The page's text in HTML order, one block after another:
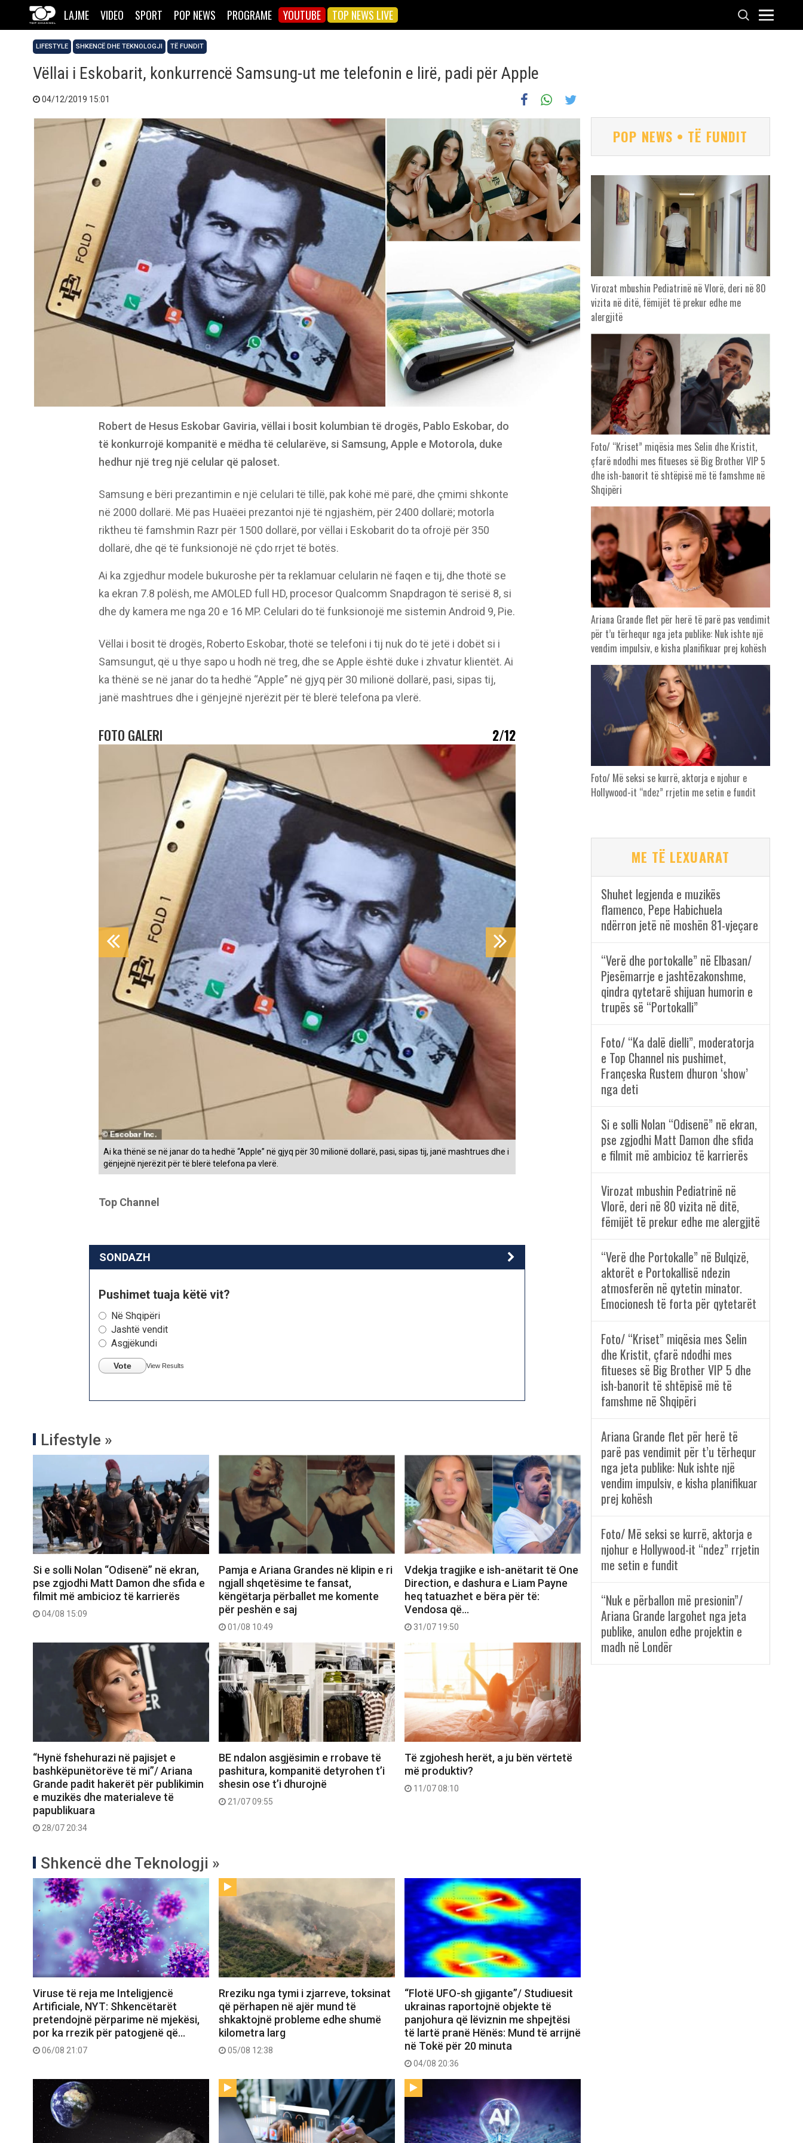
LAJME VIDEO SPORT POP NEWS PROGRAME YOUTUBE TOP NEWS LIVE
LIFESTYLE SHKENCË DHE TEKNOLOGJI TË FUNDIT
Vëllai i Eskobarit, konkurrencë Samsung-ut me telefonin e lirë, padi për Apple
04/12/2019 15:01
Robert de Hesus Eskobar Gaviria, vëllai i bosit kolumbian të drogës, Pablo Eskobar, do
të konkurrojë kompanitë e mëdha të celularëve, si Samsung, Apple e Motorola, duke
hedhur një treg një celular që paloset.
Samsung e bëri prezantimin e një celulari të tillë, pak kohë më parë, dhe çmimi shkonte
në 2000 dollarë. Më pas Huaëei prezantoi një të ngjashëm, për 2400 dollarë; motorla
riktheu të famshmin Razr për 1500 dollarë, por vëllai i Eskobarit do ta ofrojë për 350
dollarë, dhe që të funksionojë në çdo rrjet të botës.
Ai ka zgjedhur modele bukuroshe për ta reklamuar celularin në faqen e tij, dhe thotë se
ka ekran 7.8 polësh, me AMOLED full HD, procesor Qualcomm Snapdragon të serisë 8, si
dhe dy kamera me nga 20 e 16 MP. Celulari do të funksionojë me sistemin Android 9, Pie.
Vëllai i bosit të drogës, Roberto Eskobar, thotë se telefoni i tij nuk do të jetë i dobët si i
Samsungut, që u thye sapo u hodh në treg, dhe se Apple është duke i zhvatur klientët. Ai
ka thënë se në janar do ta hedhë “Apple” në gjyq për 30 milionë dollarë, pasi, sipas tij,
janë mashtrues dhe i gënjejnë njerëzit për të blerë telefona pa vlerë.
FOTO GALERI 2/12
Ai ka thënë se në janar do ta hedhë “Apple” në gjyq për 30 milionë dollarë, pasi, sipas tij, janë mashtrues dhe i
gënjejnë njerëzit për të blerë telefona pa vlerë.
Top Channel
SONDAZH
Pushimet tuaja këtë vit?
Në Shqipëri
Jashtë vendit
Asgjëkundi
Vote View Results
Lifestyle »
Si e solli Nolan “Odisenë” në ekran,
pse zgjodhi Matt Damon dhe sfida e
filmit më ambicioz të karrierës
04/08 15:09
Pamja e Ariana Grandes në klipin e ri
ngjall shqetësime te fansat,
këngëtarja përballet me komente
për peshën e saj
01/08 10:49
Vdekja tragjike e ish-anëtarit të One
Direction, e dashura e Liam Payne
heq tatuazhet e bëra për të:
Vendosa që…
31/07 19:50
“Hynë fshehurazi në pajisjet e
bashkëpunëtorëve të mi”/ Ariana
Grande padit hakerët për publikimin
e muzikës dhe materialeve të
papublikuara
28/07 20:34
BE ndalon asgjësimin e rrobave të
pashitura, kompanitë detyrohen t’i
shesin ose t’i dhurojnë
21/07 09:55
Të zgjohesh herët, a ju bën vërtetë
më produktiv?
11/07 08:10
Shkencë dhe Teknologji »
Viruse të reja me Inteligjencë
Artificiale, NYT: Shkencëtarët
pretendojnë përparime në mjekësi,
por ka rrezik për patogjenë që…
06/08 21:07
Rreziku nga tymi i zjarreve, toksinat
që përhapen në ajër mund të
shkaktojnë probleme edhe shumë
kilometra larg
05/08 12:38
“Flotë UFO-sh gjigante”/ Studiuesit
ukrainas raportojnë objekte të
panjohura që lëviznin me shpejtësi
të lartë pranë Hënës: Mund të arrijnë
në Tokë për 20 minuta
04/08 20:36
POP NEWS • TË FUNDIT
Virozat mbushin Pediatrinë në Vlorë, deri në 80
vizita në ditë, fëmijët të prekur edhe me
alergjitë
Foto/ “Kriset” miqësia mes Selin dhe Kristit,
çfarë ndodhi mes fitueses së Big Brother VIP 5
dhe ish-banorit të shtëpisë më të famshme në
Shqipëri
Ariana Grande flet për herë të parë pas vendimit
për t’u tërhequr nga jeta publike: Nuk ishte një
vendim impulsiv, e kisha planifikuar prej kohësh
Foto/ Më seksi se kurrë, aktorja e njohur e
Hollywood-it “ndez” rrjetin me setin e fundit
ME TË LEXUARAT
Shuhet legjenda e muzikës
flamenco, Pepe Habichuela
ndërron jetë në moshën 81-vjeçare
“Verë dhe portokalle” në Elbasan/
Pjesëmarrje e jashtëzakonshme,
qindra qytetarë shijuan humorin e
trupës së “Portokalli”
Foto/ “Ka dalë dielli”, moderatorja
e Top Channel nis pushimet,
Françeska Rustem dhuron ‘show’
nga deti
Si e solli Nolan “Odisenë” në ekran,
pse zgjodhi Matt Damon dhe sfida
e filmit më ambicioz të karrierës
Virozat mbushin Pediatrinë në
Vlorë, deri në 80 vizita në ditë,
fëmijët të prekur edhe me alergjitë
“Verë dhe Portokalle” në Bulqizë,
aktorët e Portokallisë ndezin
atmosferën në qytetin minator.
Emocionesh të forta për qytetarët
Foto/ “Kriset” miqësia mes Selin
dhe Kristit, çfarë ndodhi mes
fitueses së Big Brother VIP 5 dhe
ish-banorit të shtëpisë më të
famshme në Shqipëri
Ariana Grande flet për herë të
parë pas vendimit për t’u tërhequr
nga jeta publike: Nuk ishte një
vendim impulsiv, e kisha planifikuar
prej kohësh
Foto/ Më seksi se kurrë, aktorja e
njohur e Hollywood-it “ndez” rrjetin
me setin e fundit
“Nuk e përballon më presionin”/
Ariana Grande largohet nga jeta
publike, anulon edhe projektin e
madh në Londër